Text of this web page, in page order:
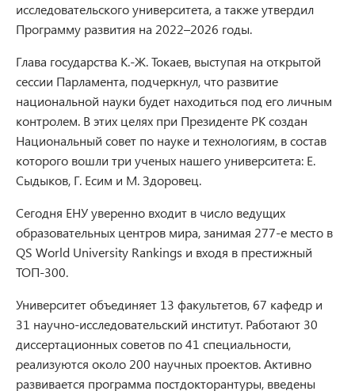
исследовательского университета, а также утвердил
Программу развития на 2022–2026 годы.
Глава государства К.-Ж. Токаев, выступая на открытой
сессии Парламента, подчеркнул, что развитие
национальной науки будет находиться под его личным
контролем. В этих целях при Президенте РК создан
Национальный совет по науке и технологиям, в состав
которого вошли три ученых нашего университета: Е.
Сыдыков, Г. Есим и М. Здоровец.
Сегодня ЕНУ уверенно входит в число ведущих
образовательных центров мира, занимая 277-е место в
QS World University Rankings и входя в престижный
ТОП-300.
Университет объединяет 13 факультетов, 67 кафедр и
31 научно-исследовательский институт. Работают 30
диссертационных советов по 41 специальности,
реализуются около 200 научных проектов. Активно
развивается программа постдокторантуры, введены